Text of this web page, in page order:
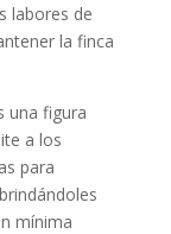
labores de
la finca
una figura
a los
para
mínima